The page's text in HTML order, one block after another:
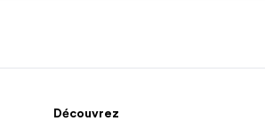
Découvrez